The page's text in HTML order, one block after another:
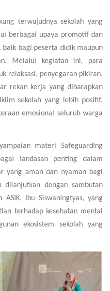
terwujudnya sekolah yang
berbagai upaya promotif dan
bagi peserta didik maupun
Melalui kegiatan ini, para
relaksasi, penyegaran pikiran,
rekan kerja yang diharapkan
sekolah yang lebih positif,
emosional seluruh warga
materi Safeguarding
landasan penting dalam
yang aman dan nyaman bagi
dilanjutkan dengan sambutan
Ibu Siswaningtyas, yang
terhadap kesehatan mental
ekosistem sekolah yang